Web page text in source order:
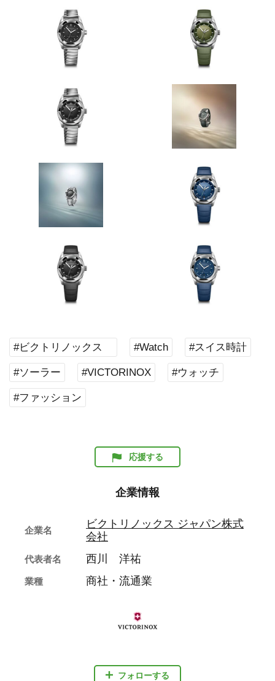
#ビクトリノックス #Watch #スイス時計
#ソーラー #VICTORINOX #ウォッチ
#ファッション
応援する
企業情報
フォローする
企業名
ビクトリノックス ジャパン株式
会社
代表者名 西川 洋祐
業種 商社・流通業